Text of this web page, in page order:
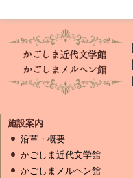
施設案内
沿革・概要
かごしま近代文学館
かごしまメルヘン館